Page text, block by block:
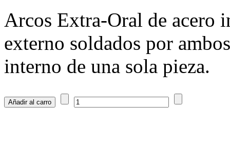
Arcos Extra-Oral de acero
externo soldados por
interno de una sola pieza.